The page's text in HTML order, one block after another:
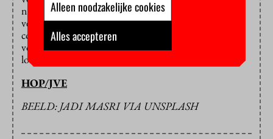
naar voren tijdens een persbijeenkomst van de
vereniging van universiteiten (VSNU). In dit
collegejaar kunnen studenten weer fysiek onderwijs
volgen en wordt bijvoorbeeld de 1,5 meter afstand
losgelaten.
HOP/JVE
BEELD: JADI MASRI VIA UNSPLASH
Alleen noodzakelijke cookies
Alles accepteren